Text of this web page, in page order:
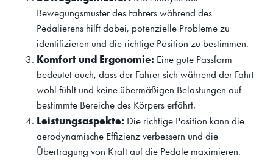
Bewegungsmuster des Fahrers während des
Pedalierens hilft dabei, potenzielle Probleme zu
identifizieren und die richtige Position zu bestimmen.
Komfort und Ergonomie: Eine gute Passform
bedeutet auch, dass der Fahrer sich während der Fahrt
wohl fühlt und keine übermäßigen Belastungen auf
bestimmte Bereiche des Körpers erfährt.
Leistungsaspekte: Die richtige Position kann die
aerodynamische Effizienz verbessern und die
Übertragung von Kraft auf die Pedale maximieren.